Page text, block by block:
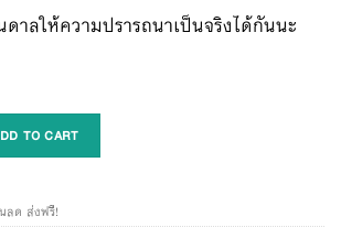
าลให้ความปรารถนาเป็นจริงได้กันนะ
TO CART
ลด ส่งฟรี!